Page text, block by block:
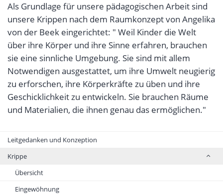
Als Grundlage für unsere pädagogischen Arbeit sind
unsere Krippen nach dem Raumkonzept von Angelika
von der Beek eingerichtet: " Weil Kinder die Welt
über ihre Körper und ihre Sinne erfahren, brauchen
sie eine sinnliche Umgebung. Sie sind mit allem
Notwendigen ausgestattet, um ihre Umwelt neugierig
zu erforschen, ihre Körperkräfte zu üben und ihre
Geschicklichkeit zu entwickeln. Sie brauchen Räume
und Materialien, die ihnen genau das ermöglichen."
Leitgedanken und Konzeption
Krippe
Übersicht
Eingewöhnung